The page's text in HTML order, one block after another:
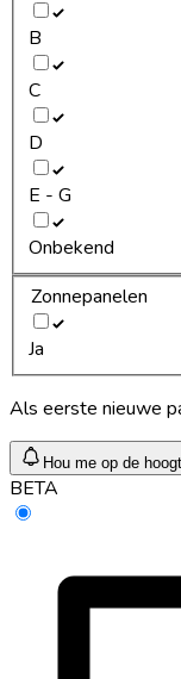
B
C
D
E - G
Onbekend
Zonnepanelen
Ja
Als eerste nieuwe
Hou me op de
BETA